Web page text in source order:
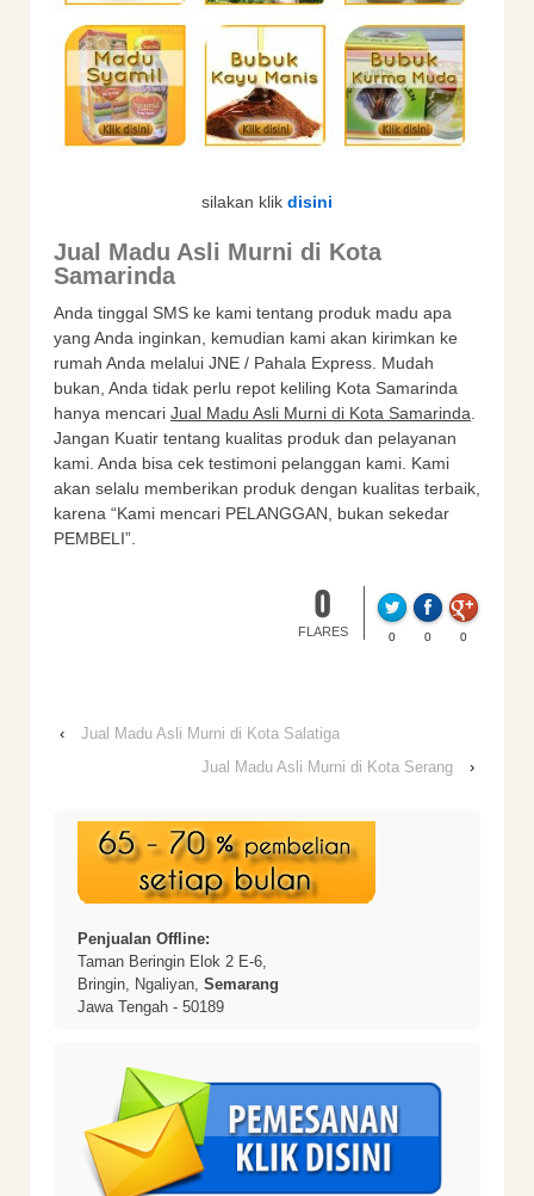
silakan klik disini
Jual Madu Asli Murni di Kota
Samarinda
Anda tinggal SMS ke kami tentang produk madu apa
yang Anda inginkan, kemudian kami akan kirimkan ke
rumah Anda melalui JNE / Pahala Express. Mudah
bukan, Anda tidak perlu repot keliling Kota Samarinda
hanya mencari Jual Madu Asli Murni di Kota Samarinda
Jangan Kuatir tentang kualitas produk dan pelayanan
kami. Anda bisa cek testimoni pelanggan kami. Kami
akan selalu memberikan produk dengan kualitas terbaik,
karena “Kami mencari PELANGGAN, bukan sekedar
PEMBELI”.
0
FLARES 0 0 0
‹
Jual Madu Asli Murni di Kota Salatiga
Jual Madu Asli Murni di Kota Serang
›
Penjualan Offline:
Taman Beringin Elok 2 E-6,
Bringin, Ngaliyan, Semarang
Jawa Tengah - 50189